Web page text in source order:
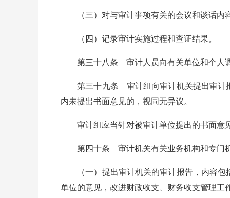
（三）对与审计事项有关的会议和谈话内
（四）记录审计实施过程和查证结果。
第三十八条 审计人员向有关单位和个人调
第三十九条 审计组向审计机关提出审计报
内未提出书面意见的，视同无异议。
审计组应当针对被审计单位提出的书面意见
第四十条 审计机关有关业务机构和专门机
（一）提出审计机关的审计报告，内容包
单位的意见，改进财政收支、财务收支管理工